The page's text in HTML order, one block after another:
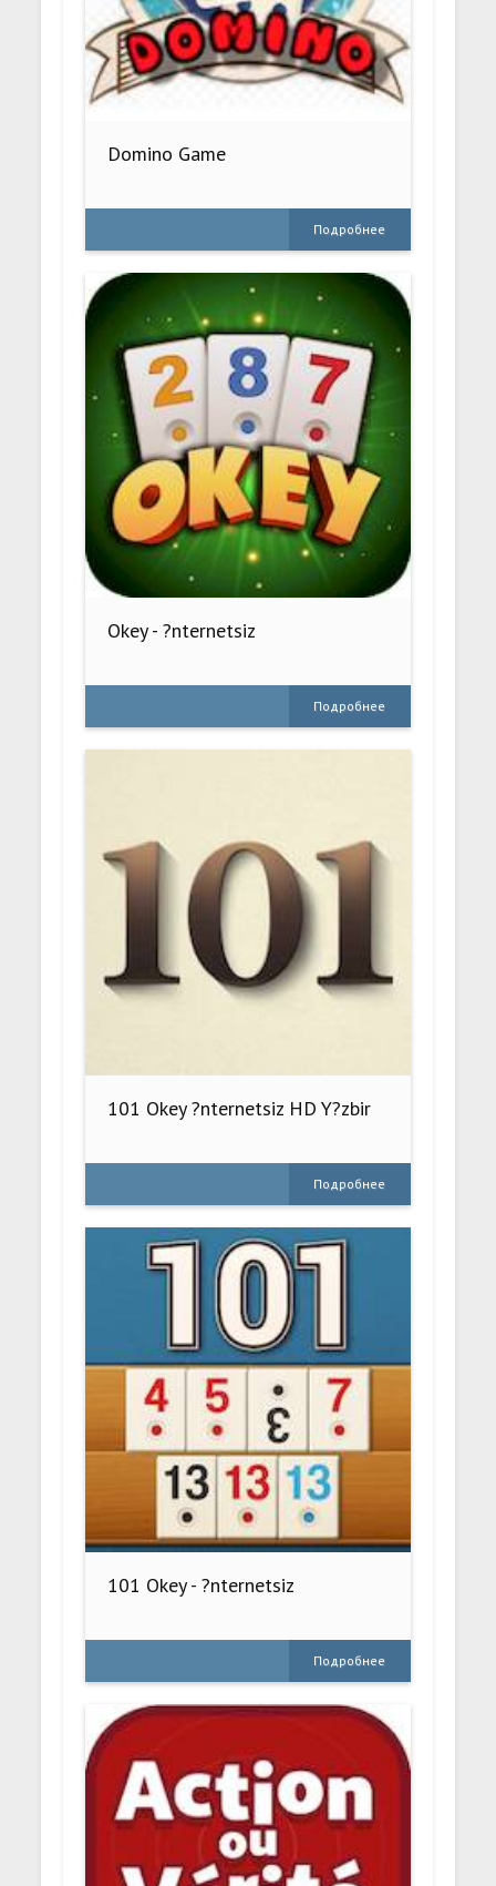
Domino Game
Подробнее
Okey - ?nternetsiz
Подробнее
101 Okey ?nternetsiz HD Y?zbir
Подробнее
101 Okey - ?nternetsiz
Подробнее